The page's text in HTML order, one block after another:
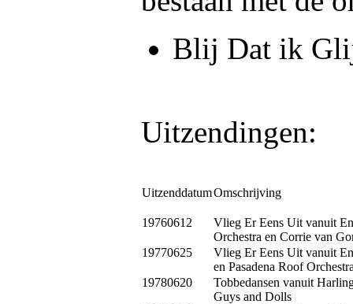
Blij Dat ik
Uitzendingen:
UitzenddatumOmschrijving
19760612
Vlieg Er Eens Uit vanuit
Orchestra en Corrie van
19770625
Vlieg Er Eens Uit vanuit
en Pasadena Roof
19780620
Tobbedansen vanuit
Guys and Dolls